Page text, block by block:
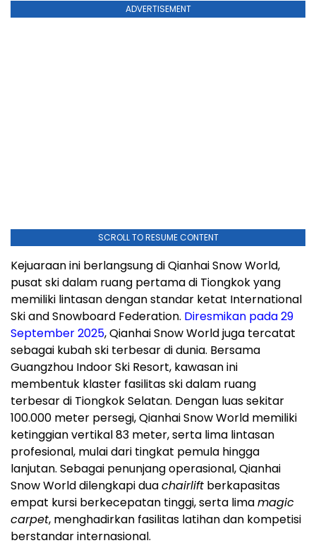
ADVERTISEMENT
SCROLL TO RESUME CONTENT
Kejuaraan ini berlangsung di Qianhai Snow World,
pusat ski dalam ruang pertama di Tiongkok yang
memiliki lintasan dengan standar ketat International
Ski and Snowboard Federation. Diresmikan pada 29
September 2025, Qianhai Snow World juga tercatat
sebagai kubah ski terbesar di dunia. Bersama
Guangzhou Indoor Ski Resort, kawasan ini
membentuk klaster fasilitas ski dalam ruang
terbesar di Tiongkok Selatan. Dengan luas sekitar
100.000 meter persegi, Qianhai Snow World memiliki
ketinggian vertikal 83 meter, serta lima lintasan
profesional, mulai dari tingkat pemula hingga
lanjutan. Sebagai penunjang operasional, Qianhai
Snow World dilengkapi duachairlift berkapasitas
empat kursi berkecepatan tinggi, serta limamagic
carpet, menghadirkan fasilitas latihan dan kompetisi
berstandar internasional.